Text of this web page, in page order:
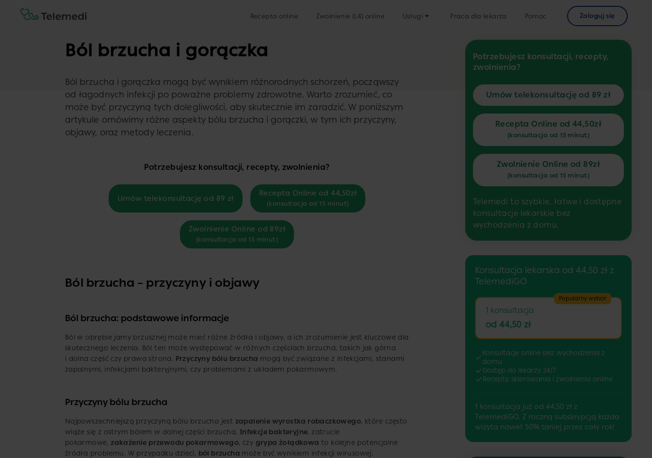
Recepta online Zwolnienie (L4) online Usługi Praca dla lekarza Pomoc Zaloguj się
Ból brzucha i gorączka
Ból brzucha i gorączka mogą być wynikiem różnorodnych schorzeń, począwszy
od łagodnych infekcji po poważne problemy zdrowotne. Warto zrozumieć, co
może być przyczyną tych dolegliwości, aby skutecznie im zaradzić. W poniższym
artykule omówimy różne aspekty bólu brzucha i gorączki, w tym ich przyczyny,
objawy, oraz metody leczenia.
Potrzebujesz konsultacji, recepty, zwolnienia?
Umów telekonsultację od 89 zł
Recepta Online od 44,50zł
(konsultacja od 15 minut)
Zwolnienie Online od 89zł
(konsultacja od 15 minut)
Ból brzucha – przyczyny i objawy
Ból brzucha: podstawowe informacje
Ból w obrębie jamy brzusznej może mieć różne źródła i objawy, a ich zrozumienie jest kluczowe dla
skutecznego leczenia. Ból ten może występować w różnych częściach brzucha, takich jak górna
i dolna część czy prawa strona. Przyczyny bólu brzucha mogą być związane z infekcjami, stanami
zapalnymi, infekcjami bakteryjnymi, czy problemami z układem pokarmowym.
Przyczyny bólu brzucha
Najpowszechniejszą przyczyną bólu brzucha jest zapalenie wyrostka robaczkowego, które często
wiąże się z ostrym bólem w dolnej części brzucha. Infekcje bakteryjne, zatrucie
pokarmowe,zakażenie przewodu pokarmowego, czy grypa żołądkowa to kolejne potencjalne
źródła problemu. W przypadku dzieci, ból brzucha może być wynikiem infekcji wirusowej.
Potrzebujesz konsultacji, recepty,
zwolnienia?
Umów telekonsultację od 89 zł
Recepta Online od 44,50zł
(konsultacja od 15 minut)
Zwolnienie Online od 89zł
(konsultacja od 15 minut)
Telemedi to szybkie, łatwe i dostępne
konsultacje lekarskie bez
wychodzenia z domu.
Konsultacja lekarska od 44,50 zł z
TelemediGO
Popularny wybór
1 konsultacja
od 44,50 zł
Konsultacje online bez wychodzenia z
domu
Dostęp do lekarzy 24/7
Recepty, skierowania i zwolnienia online
1 konsultacja już od 44,50 zł z
TelemediGO. Z roczną subskrypcją każda
wizyta nawet 50% taniej przez cały rok!